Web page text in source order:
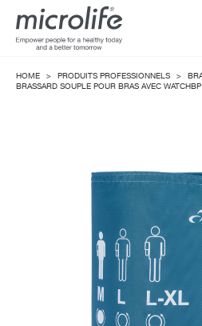
Produits particuliers
HOME > PRODUITS PROFESSIONNELS >
BRASSARD SOUPLE POUR BRAS AVEC